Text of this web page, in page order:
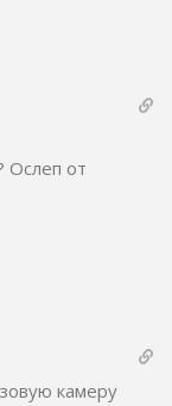
Ослеп от
камеру